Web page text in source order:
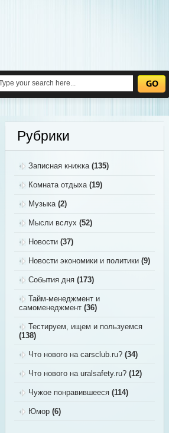
Рубрики
Записная книжка(135)
Комната отдыха(19)
Музыка(2)
Мысли вслух (52)
Новости (37)
Новости экономики и политики (9)
События дня (173)
Тайм-менеджмент и
самоменеджмент (36)
Тестируем, ищем и пользуемся
(138)
Что нового на carsclub.ru? (34)
Что нового на uralsafety.ru? (12)
Чужое понравившееся (114)
Юмор (6)